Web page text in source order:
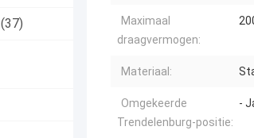
(37)
Maximaal
draagvermogen:
Materiaal:
Omgekeerde
Trendelenburg-positie:
-